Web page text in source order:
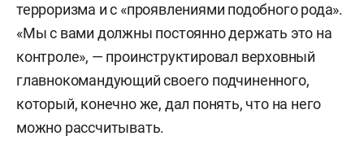
терроризма и с «проявлениями подобного рода».
«Мы с вами должны постоянно держать это на
контроле», — проинструктировал верховный
главнокомандующий своего подчиненного,
который, конечно же, дал понять, что на него
можно рассчитывать.